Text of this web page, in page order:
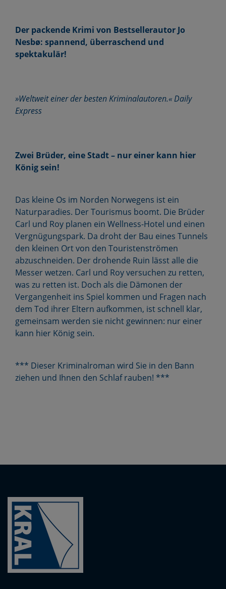
Der packende Krimi von Bestsellerautor Jo
Nesbø: spannend, überraschend und
spektakulär!
»Weltweit einer der besten Kriminalautoren.« Daily
Express
Zwei Brüder, eine Stadt – nur einer kann hier
König sein!
Das kleine Os im Norden Norwegens ist ein
Naturparadies. Der Tourismus boomt. Die Brüder
Carl und Roy planen ein Wellness-Hotel und einen
Vergnügungspark. Da droht der Bau eines Tunnels
den kleinen Ort von den Touristenströmen
abzuschneiden. Der drohende Ruin lässt alle die
Messer wetzen. Carl und Roy versuchen zu retten,
was zu retten ist. Doch als die Dämonen der
Vergangenheit ins Spiel kommen und Fragen nach
dem Tod ihrer Eltern aufkommen, ist schnell klar,
gemeinsam werden sie nicht gewinnen: nur einer
kann hier König sein.
*** Dieser Kriminalroman wird Sie in den Bann
ziehen und Ihnen den Schlaf rauben! ***